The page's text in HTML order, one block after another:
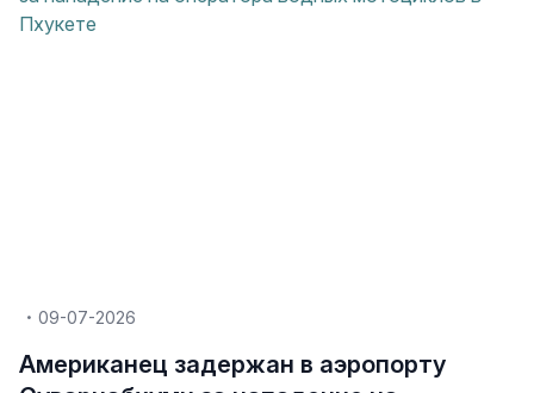
09-07-2026
Американец задержан в аэропорту